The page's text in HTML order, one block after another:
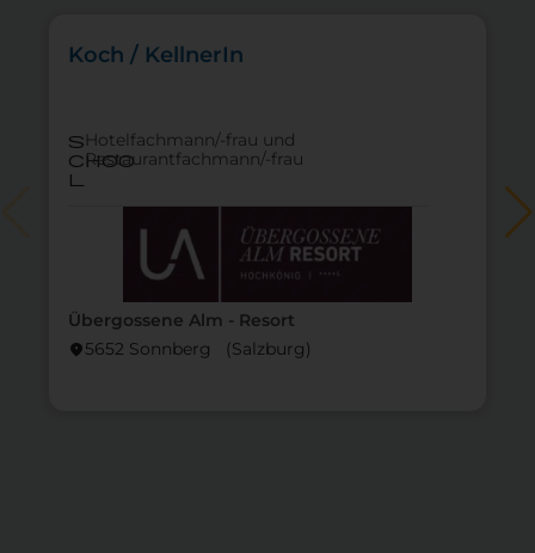
Übergossene Alm - Resort
location_on5652 Sonnberg (Salzburg)
Koch / KellnerIn
s
choo
l
Hotelfachmann/-frau und
Restaurantfachmann/-frau